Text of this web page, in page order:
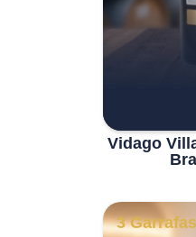
Vidago
3 Garrafas